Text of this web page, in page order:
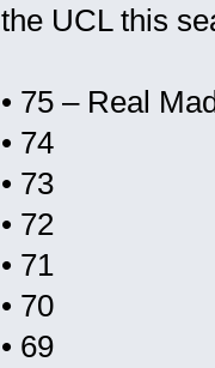
the UCL this
• 75 – Real
• 74
• 73
• 72
• 71
• 70
• 69